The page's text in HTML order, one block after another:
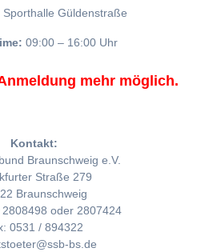
Sporthalle Güldenstraße
09:00 – 16:00 Uhr
mehr möglich.
Kontakt:
Braunschweig e.V.
Straße 279
Braunschweig
2808498 oder 2807424
0531 / 894322
bs.de